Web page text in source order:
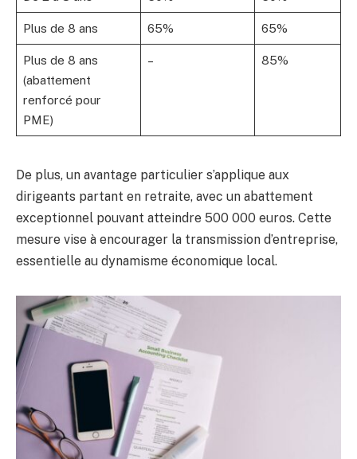
Plus de 8 ans 65% 65%
Plus de 8 ans
(abattement
renforcé pour
PME)
– 85%
De plus, un avantage particulier s’applique aux
dirigeants partant en retraite, avec un abattement
exceptionnel pouvant atteindre 500 000 euros. Cette
mesure vise à encourager la transmission d’entreprise,
essentielle au dynamisme économique local.